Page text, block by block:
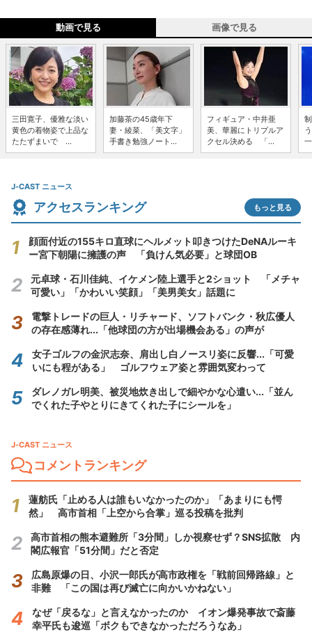
動画で見る 画像で見る
三田寛子、優雅な淡い
黄色の着物姿で上品な
たたずまいで ...
加藤茶の45歳年下
妻・綾菜、「美文字」
手書き勉強ノート...
フィギュア・中井亜
美、華麗にトリプルア
クセル決める 「...
J-CAST ニュース
アクセスランキング もっと見る
顔面付近の155キロ直球にヘルメット叩きつけたDeNAルーキ
ー宮下朝陽に擁護の声 「負けん気必要」と球団OB
元卓球・石川佳純、イケメン陸上選手と2ショット 「メチャ
可愛い」「かわいい笑顔」「美男美女」話題に
電撃トレードの巨人・リチャード、ソフトバンク・秋広優人
の存在感薄れ...「他球団の方が出場機会ある」の声が
女子ゴルフの金沢志奈、肩出し白ノースリ姿に反響...「可愛
いにも程がある」 ゴルフウェア姿と雰囲気変わって
ダレノガレ明美、被災地炊き出しで細やかな心遣い...「並ん
でくれた子やとりにきてくれた子にシールを」
J-CAST ニュース
コメントランキング
蓮舫氏「止める人は誰もいなかったのか」「あまりにも愕
然」 高市首相「上空から合掌」巡る投稿を批判
高市首相の熊本避難所「3分間」しか視察せず？SNS拡散 内
閣広報官「51分間」だと否定
広島原爆の日、小沢一郎氏が高市政権を「戦前回帰路線」と
非難 「この国は再び滅亡に向かいかねない」
なぜ「戻るな」と言えなかったのか イオン爆発事故で斎藤
幸平氏も逡巡「ボクもできなかっただろうなあ」